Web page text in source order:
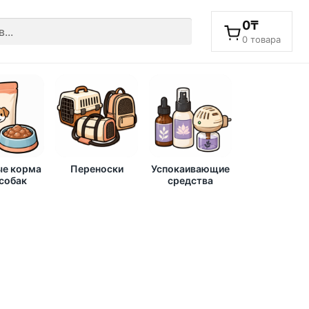
0₸
0 товара
корма
Переноски
Успокаивающие
средства